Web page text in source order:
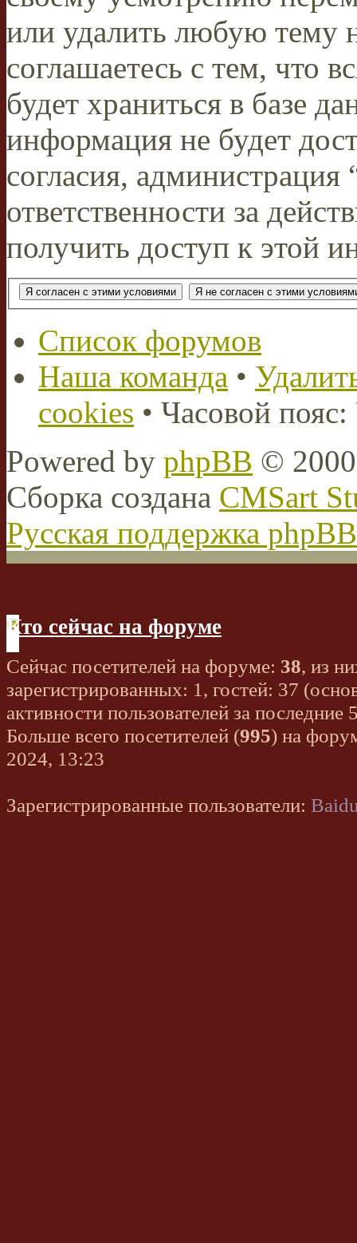
или удалить любую тему
соглашаетесь с тем, что
будет храниться в базе
информация не будет
согласия,
ответственности за
получить доступ к этой
Список форумов
Наша команда •
cookies • Часовой
Powered by phpBB ©
Сборка создана CMSart
Русская поддержка phpBB
Кто сейчас на форуме
Сейчас посетителей на форуме: 38, из
зарегистрированных: 1, гостей: 37
активности пользователей за последние
Больше всего посетителей (995) на
2024, 13:23
Зарегистрированные пользователи: